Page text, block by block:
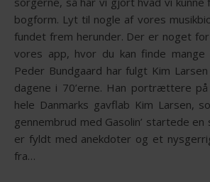
bogform. Lyt til nogle af vores
fundet frem herunder. Der er noget
vores app, hvor du kan finde
Peder Bundgaard har fulgt Kim
dagene i 70’erne. Han portrættere
hele Danmarks gavflab Kim Larsen,
gennembrud med Gasolin’ startede en
er fyldt med anekdoter og et
fra…